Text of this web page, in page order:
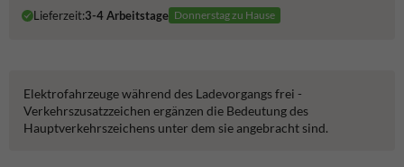
Lieferzeit:3-4 Arbeitstage Donnerstag zu Hause
Elektrofahrzeuge während des Ladevorgangs frei -
Verkehrszusatzzeichen ergänzen die Bedeutung des
Hauptverkehrszeichens unter dem sie angebracht sind.